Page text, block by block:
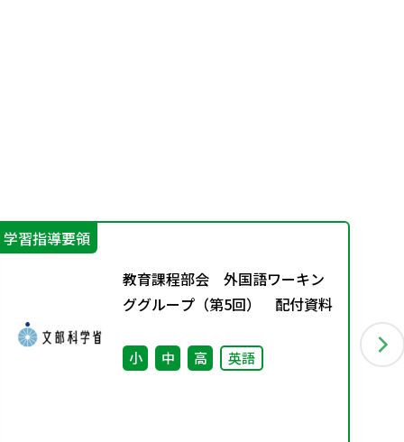
学習指導要領
教育課程部会 外国語ワーキン
ググループ（第5回） 配付資料
小 中 高 英語